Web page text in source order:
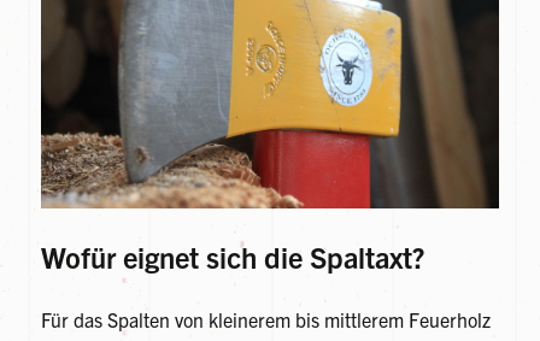
Wofür eignet sich die Spaltaxt?
Für das Spalten von kleinerem bis mittlerem Feuerholz